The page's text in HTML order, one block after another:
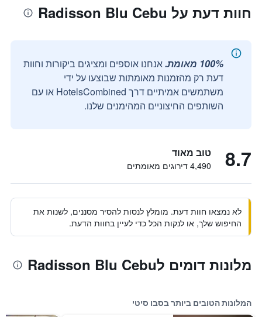
חוות דעת על Radisson Blu Cebu
100% מאומת.
אנחנו אוספים ומציגים ביקורות וחוות
דעת רק מהזמנות מאומתות שבוצעו על ידי
משתמשים אמיתיים דרך HotelsCombined או עם
השותפים החיצוניים המהימנים שלנו.
8.7 טוב מאוד
4,490 דירוגים מאומתים
לא נמצאו חוות דעת. מומלץ לנסות להסיר מסננים, לשנות את
החיפוש שלך, או לנקות הכל כדי לעיין בחוות הדעת.
מלונות דומים לRadisson Blu Cebu
המלונות הטובים ביותר בסבו סיטי